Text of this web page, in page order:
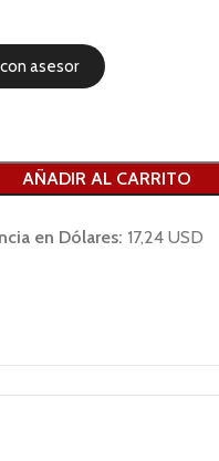
asesor
AÑADIR AL CARRITO
en Dólares: 17,24 USD